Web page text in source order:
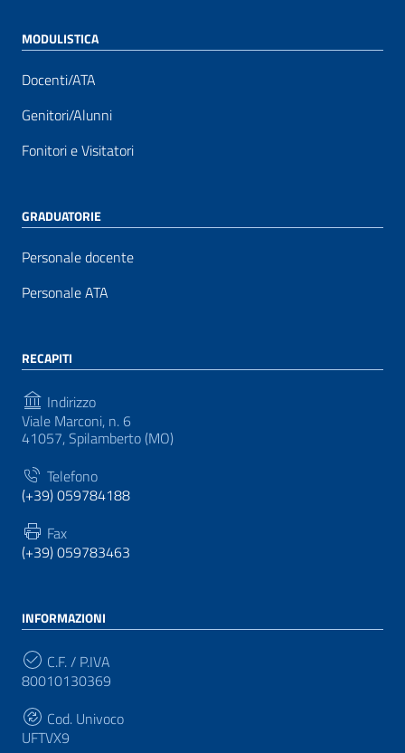
MODULISTICA
Docenti/ATA
Genitori/Alunni
Fonitori e Visitatori
GRADUATORIE
Personale docente
Personale ATA
RECAPITI
Indirizzo
Viale Marconi, n. 6
41057, Spilamberto (MO)
Telefono
(+39) 059784188
Fax
(+39) 059783463
INFORMAZIONI
C.F. / P.IVA
80010130369
Cod. Univoco
UFTVX9